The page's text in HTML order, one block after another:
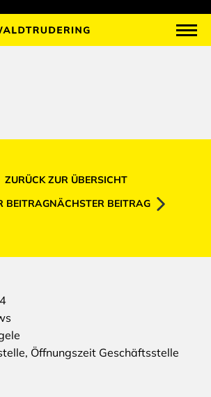
ZURÜCK ZUR ÜBERSICHT
BEITRAGNÄCHSTER BEITRAG
, Öffnungszeit Geschäftsstelle